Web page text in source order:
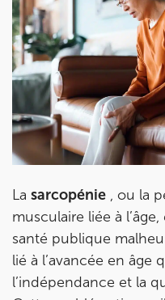
La sarcopénie , ou la
musculaire liée à
santé publique
lié à l’avancée en âge
l’indépendance et la